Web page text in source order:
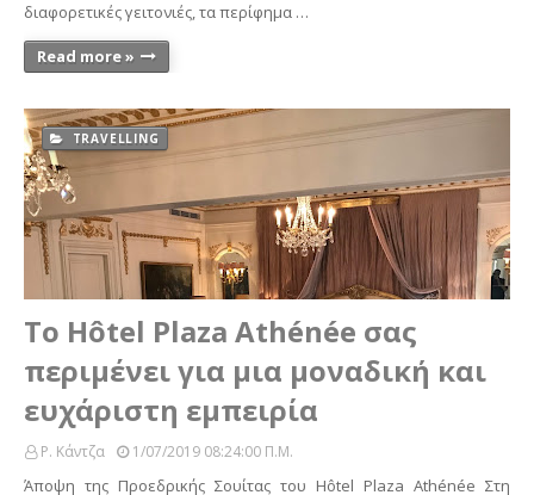
διαφορετικές γειτονιές, τα περίφημα …
Read more »
TRAVELLING
Το Hôtel Plaza Athénée σας
περιμένει για μια μοναδική και
ευχάριστη εμπειρία
Ρ. Κάντζα 1/07/2019 08:24:00 Π.μ.
Άποψη της Προεδρικής Σουίτας του Hôtel Plaza Athénée Στη